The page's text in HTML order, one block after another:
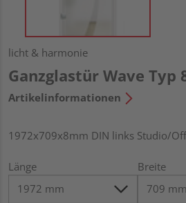
licht & harmonie
Ganzglastür Wave
Artikelinformationen
1972x709x8mm DIN links Studio/
Länge Breite